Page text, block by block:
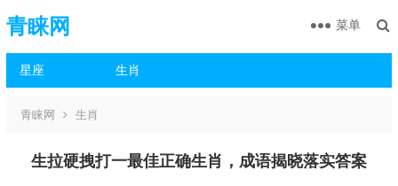
青睐网
星座 生肖
菜单
青睐网 生肖
生拉硬拽打一最佳正确生肖，成语揭晓落实答案